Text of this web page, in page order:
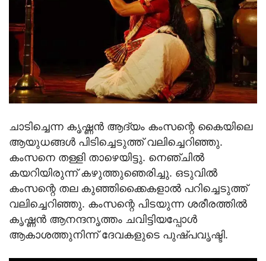
ചാടിച്ചെന്ന കൃഷ്ണന്‍ ആദ്യം കംസന്റെ കൈയിലെ
ആയുധങ്ങള്‍ പിടിച്ചെടുത്ത് വലിച്ചെറിഞ്ഞു.
കംസനെ തള്ളി താഴെയിട്ടു. നെഞ്ചില്‍
കയറിയിരുന്ന് കഴുത്തുഞെരിച്ചു. ഒടുവില്‍
കംസന്റെ തല കുഞ്ഞിക്കൈകളാല്‍ പറിച്ചെടുത്ത്
വലിച്ചെറിഞ്ഞു. കംസന്റെ പിടയുന്ന ശരീരത്തില്‍
കൃഷ്ണന്‍ ആനന്ദനൃത്തം ചവിട്ടിയപ്പോള്‍
ആകാശത്തുനിന്ന് ദേവകളുടെ പുഷ്പവൃഷ്ടി.